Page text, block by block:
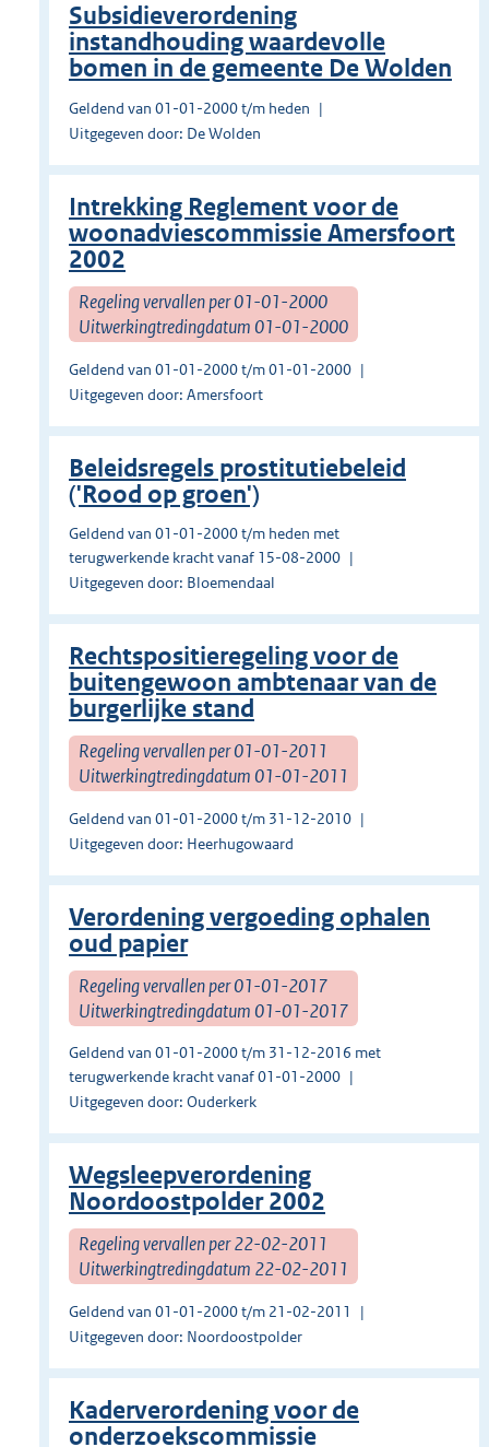
Subsidieverordening
instandhouding waardevolle
bomen in de gemeente De Wolden
Geldend van 01-01-2000 t/m heden
Uitgegeven door: De Wolden
Intrekking Reglement voor de
woonadviescommissie Amersfoort
2002
Regeling vervallen per 01-01-2000
Uitwerkingtredingdatum 01-01-2000
Geldend van 01-01-2000 t/m 01-01-2000
Uitgegeven door: Amersfoort
Beleidsregels prostitutiebeleid
('Rood op groen')
Geldend van 01-01-2000 t/m heden met
terugwerkende kracht vanaf 15-08-2000
Uitgegeven door: Bloemendaal
Rechtspositieregeling voor de
buitengewoon ambtenaar van de
burgerlijke stand
Regeling vervallen per 01-01-2011
Uitwerkingtredingdatum 01-01-2011
Geldend van 01-01-2000 t/m 31-12-2010
Uitgegeven door: Heerhugowaard
Verordening vergoeding ophalen
oud papier
Regeling vervallen per 01-01-2017
Uitwerkingtredingdatum 01-01-2017
Geldend van 01-01-2000 t/m 31-12-2016 met
terugwerkende kracht vanaf 01-01-2000
Uitgegeven door: Ouderkerk
Wegsleepverordening
Noordoostpolder 2002
Regeling vervallen per 22-02-2011
Uitwerkingtredingdatum 22-02-2011
Geldend van 01-01-2000 t/m 21-02-2011
Uitgegeven door: Noordoostpolder
Kaderverordening voor de
onderzoekscommissie